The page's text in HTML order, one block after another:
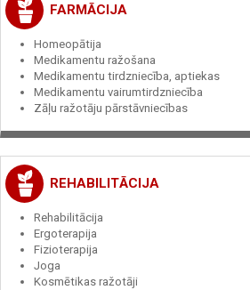
FARMĀCIJA
Homeopātija
Medikamentu ražošana
Medikamentu tirdzniecība, aptiekas
Medikamentu vairumtirdzniecība
Zāļu ražotāju pārstāvniecības
REHABILITĀCIJA
Rehabilitācija
Ergoterapija
Fizioterapija
Joga
Kosmētikas ražotāji